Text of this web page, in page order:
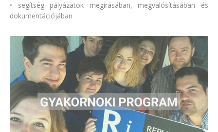
• segítség pályázatok megírásában, megvalósításában és
dokumentációjában